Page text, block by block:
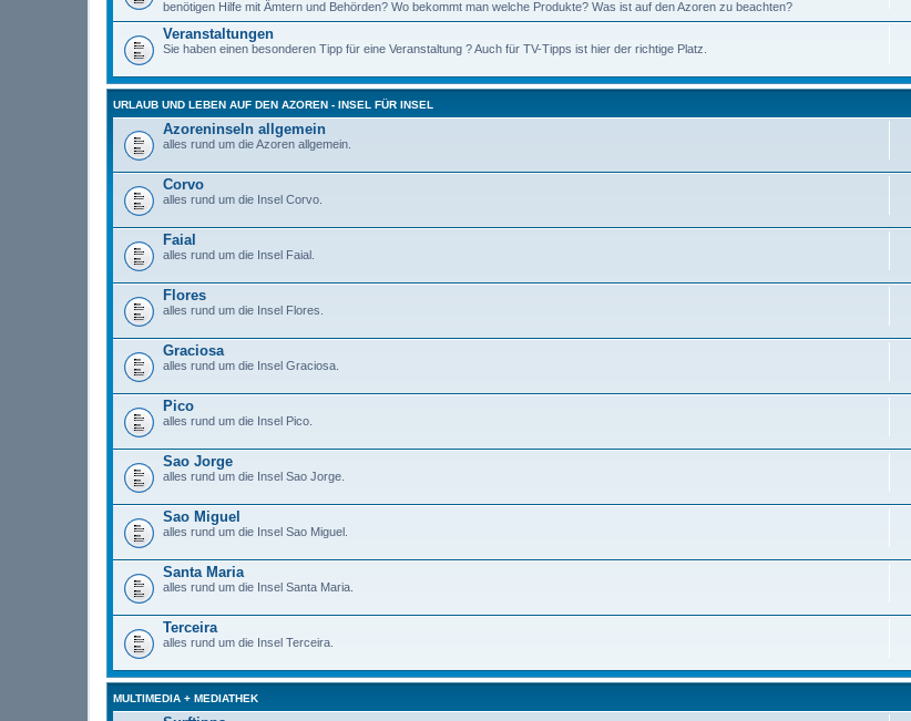
benötigen Hilfe mit Ämtern und Behörden? Wo bekommt man welche Produkte? Was ist auf den Azoren zu beachten?
Veranstaltungen
Si­e haben einen besonderen Tipp für eine Veranstaltung ? Auch für TV-Tipps ist hier der richtige Platz.
URLAUB UND LEBEN AUF DEN AZOREN - INSEL FÜR INSEL
Azoreninseln allgemein
alles rund um die Azoren allgemein.
Corvo
alles rund um die Insel Corvo.
Faial
alles rund um die Insel Faial.
Flores
alles rund um die Insel Flores.
Graciosa
alles rund um die Insel Graciosa.
Pico
alles rund um die Insel Pico.
Sao Jorge
alles rund um die Insel Sao Jorge.
Sao Miguel
alles rund um die Insel Sao Miguel.
Santa Maria
alles rund um die Insel Santa Maria.
Terceira
alles rund um die Insel Terceira.
MULTIMEDIA + MEDIATHEK